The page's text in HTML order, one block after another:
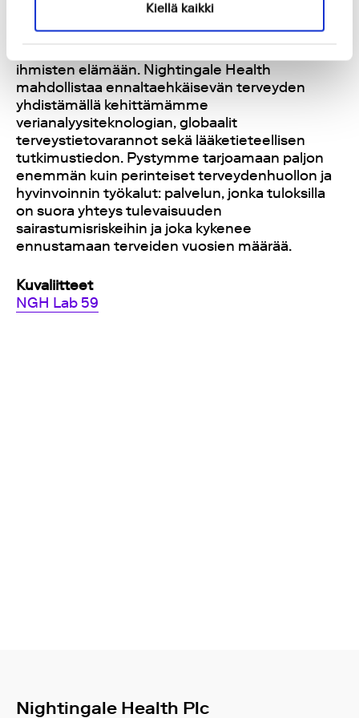
Kiellä kaikki
yksi tärkeimmistä asioista elämässämme.
Terveydentilallamme on valtava vaikutus sekä
ihmisten elämään. Nightingale Health
mahdollistaa ennaltaehkäisevän terveyden
yhdistämällä kehittämämme
verianalyysiteknologian, globaalit
terveystietovarannot sekä lääketieteellisen
tutkimustiedon. Pystymme tarjoamaan paljon
enemmän kuin perinteiset terveydenhuollon ja
hyvinvoinnin työkalut: palvelun, jonka tuloksilla
on suora yhteys tulevaisuuden
sairastumisriskeihin ja joka kykenee
ennustamaan terveiden vuosien määrää.
Kuvaliitteet
NGH Lab 59
Nightingale Health Plc